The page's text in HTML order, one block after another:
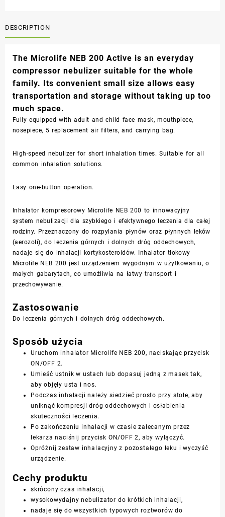
DESCRIPTION
The Microlife NEB 200 Active is an everyday
compressor nebulizer suitable for the whole
family. Its convenient small size allows easy
transportation and storage without taking up too
much space.
Fully equipped with adult and child face mask, mouthpiece,
nosepiece, 5 replacement air filters, and carrying bag.
High-speed nebulizer for short inhalation times. Suitable for all
common inhalation solutions.
Easy one-button operation.
Inhalator kompresorowy Microlife NEB 200 to innowacyjny
system nebulizacji dla szybkiego i efektywnego leczenia dla całej
rodziny. Przeznaczony do rozpylania płynów oraz płynnych leków
(aerozoli), do leczenia górnych i dolnych dróg oddechowych,
nadaje się do inhalacji kortykosteroidów. Inhalator tłokowy
Microlife NEB 200 jest urządzeniem wygodnym w użytkowaniu, o
małych gabarytach, co umożliwia na łatwy transport i
przechowywanie.
Zastosowanie
Do leczenia górnych i dolnych dróg oddechowych.
Sposób użycia
Uruchom inhalator Microlife NEB 200, naciskając przycisk
ON/OFF 2.
Umieść ustnik w ustach lub dopasuj jedną zmasek tak,
aby objęły usta i nos.
Podczas inhalacji należy siedzieć prosto przy stole, aby
uniknąć kompresji dróg oddechowych i osłabienia
skuteczności leczenia.
Po zakończeniu inhalacji w czasie zalecanym przez
lekarza naciśnij przycisk ON/OFF 2, aby wyłączyć.
Opróżnij zestaw inhalacyjny z pozostałego leku i wyczyść
urządzenie.
Cechy produktu
skrócony czas inhalacji,
wysokowydajny nebulizator do krótkich inhalacji,
nadaje się do wszystkich typowych roztworów do